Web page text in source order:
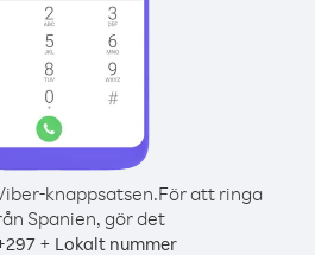
knappsatsen.För att ringa
Spanien, gör det
297+ Lokalt nummer